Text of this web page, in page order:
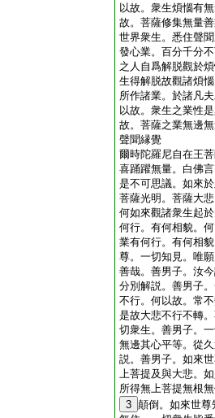
以故。衆生煩惱有
故。菩薩修集無量
世界衆生。悉住聲
發心業。百分千分
之人自爲解脱觀於
生得解脱故觀諸煩
所作諸業。於諸凡
以故。衆生之業性
故。菩薩之業無邊
聲聞縁覺
爾時陀羅尼自在王
喜踊躍無量。白佛
是不可思議。如來
菩薩光明。菩薩大
何如來觀諸衆生起
何行。有何相貌。
業有何行。有何相
尊。一切知見。唯
善哉。善男子。汝
分別解説。善男子
不行。何以故。常
是故大悲不行不轉
切衆生。善男子。
無邊其心平等。從
説。善男子。如來
上菩提及與大悲。
所得無上菩提無根
3 顛倒。如來世